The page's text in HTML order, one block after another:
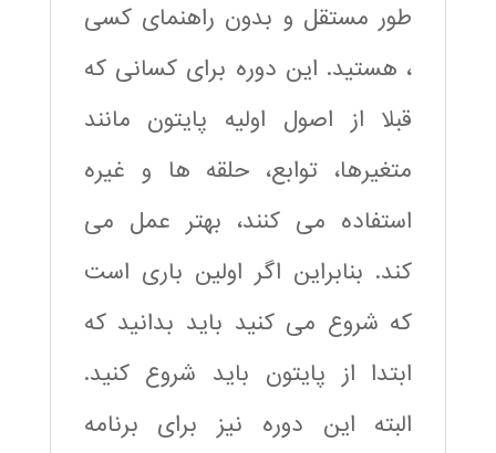
طور مستقل و بدون راهنمای کسی
، هستید. این دوره برای کسانی که
قبلا از اصول اولیه پایتون مانند
متغیرها، توابع، حلقه ها و غیره
استفاده می کنند، بهتر عمل می
کند. بنابراین اگر اولین باری است
که شروع می کنید باید بدانید که
ابتدا از پایتون باید شروع کنید.
البته این دوره نیز برای برنامه